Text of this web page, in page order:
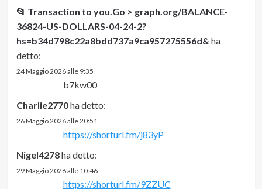
📂 Transaction to you.Go > graph.org/BALANCE-
36824-US-DOLLARS-04-24-2?
hs=b34d798c22a8bdd737a9ca957275556d& ha
detto:
24 Maggio 2026 alle 9:35
b7kw00
Charlie2770ha detto:
26 Maggio 2026 alle 20:51
https://shorturl.fm/j83yP
Nigel4278ha detto:
29 Maggio 2026 alle 10:46
https://shorturl.fm/9ZZUC